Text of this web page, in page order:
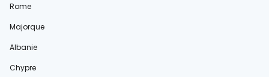
Rome
Majorque
Albanie
Chypre